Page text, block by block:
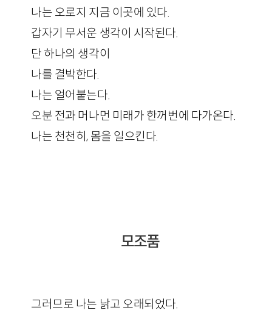
나는 오로지 지금 이곳에 있다.
갑자기 무서운 생각이 시작된다.
단 하나의 생각이
나를 결박한다.
나는 얼어붙는다.
오분 전과 머나먼 미래가 한꺼번에 다가온다.
나는 천천히, 몸을 일으킨다.
모조품
그러므로 나는 낡고 오래되었다.